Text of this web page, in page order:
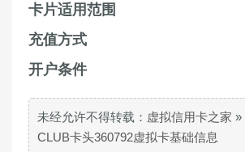
卡片适用范围
充值方式
开户条件
未经允许不得转载： 虚拟信用卡之家 »
CLUB卡头360792虚拟卡基础信息